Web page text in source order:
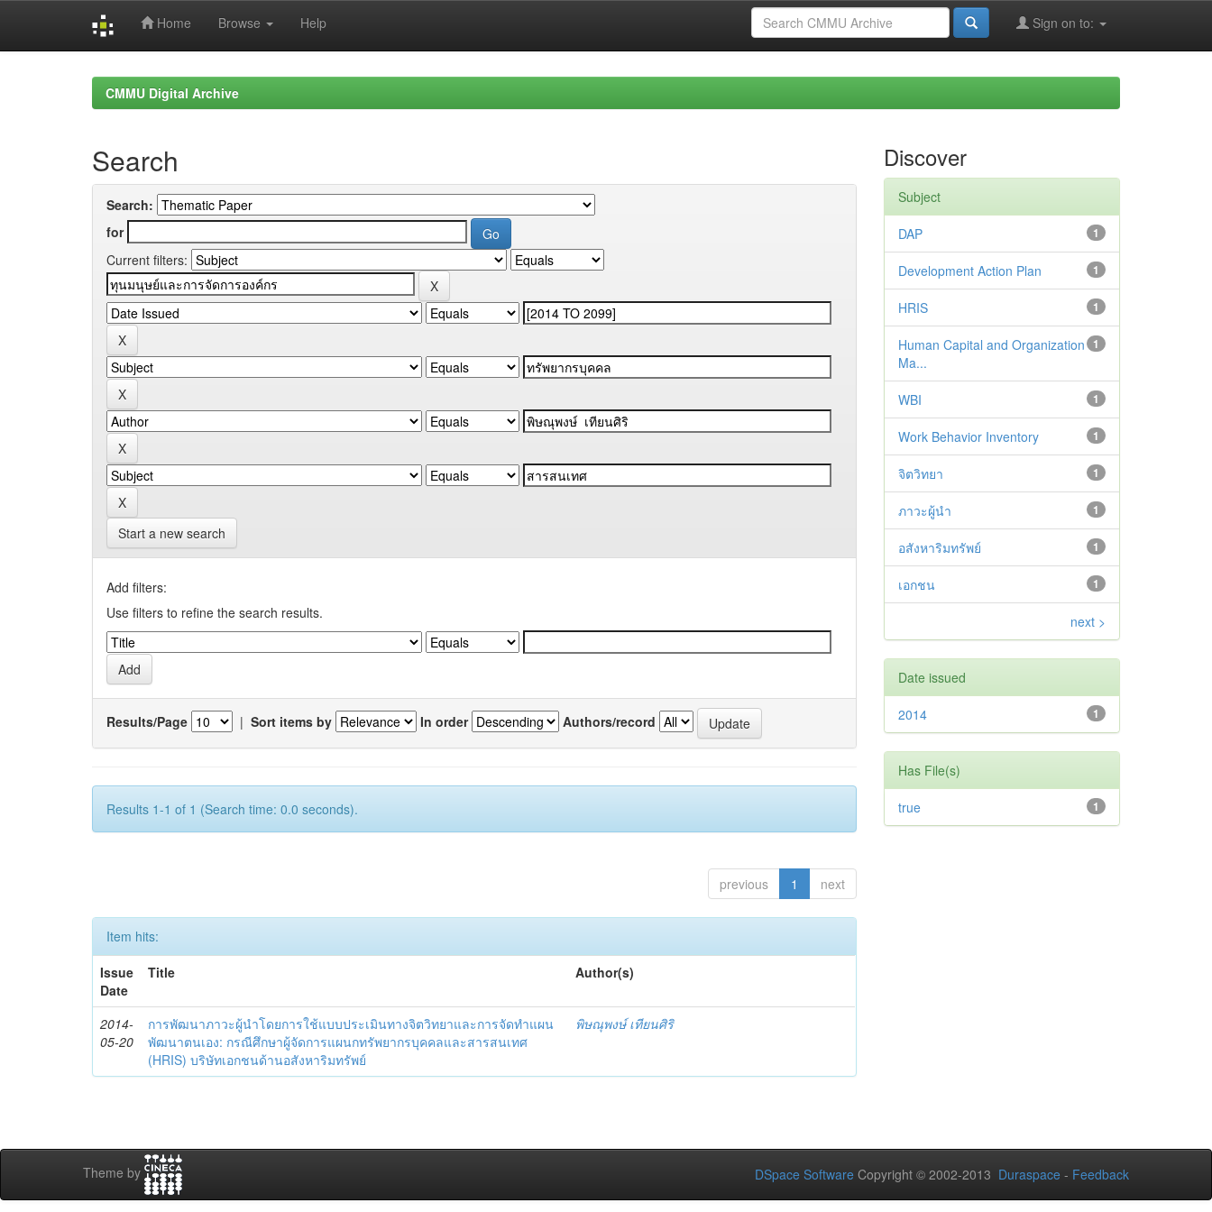
Home Browse Help Sign on to:
CMMU Digital Archive
Search
Search:
for
Current filters:
Start a new search
Add filters:
Use filters to refine the search results.
Results/Page | Sort items by In order Authors/record
Results 1-1 of 1 (Search time: 0.0 seconds).
previous 1 next
Item hits:
Issue
Date
Title Author(s)
2014-
05-20
การพัฒนาภาวะผู้นำโดยการใช้แบบประเมินทางจิตวิทยาและการจัดทำแผน
พัฒนาตนเอง: กรณีศึกษาผู้จัดการแผนกทรัพยากรบุคคลและสารสนเทศ
(HRIS) บริษัทเอกชนด้านอสังหาริมทรัพย์
พิษณุพงษ์ เทียนศิริ
Discover
Subject
1
DAP
1
Development Action Plan
1
HRIS
1
Human Capital and Organization
Ma...
1
WBI
1
Work Behavior Inventory
1
จิตวิทยา
1
ภาวะผู้นำ
1
อสังหาริมทรัพย์
1
เอกชน
next >
Date issued
1
2014
Has File(s)
1
true
Theme by DSpace Software Copyright © 2002-2013 Duraspace - Feedback